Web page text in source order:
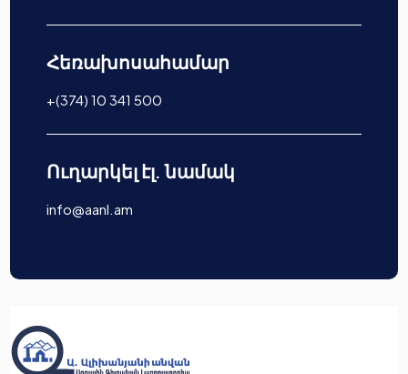
Հեռախոսահամար
+(374) 10 341 500
Ուղարկել էլ. նամակ
info@aanl.am